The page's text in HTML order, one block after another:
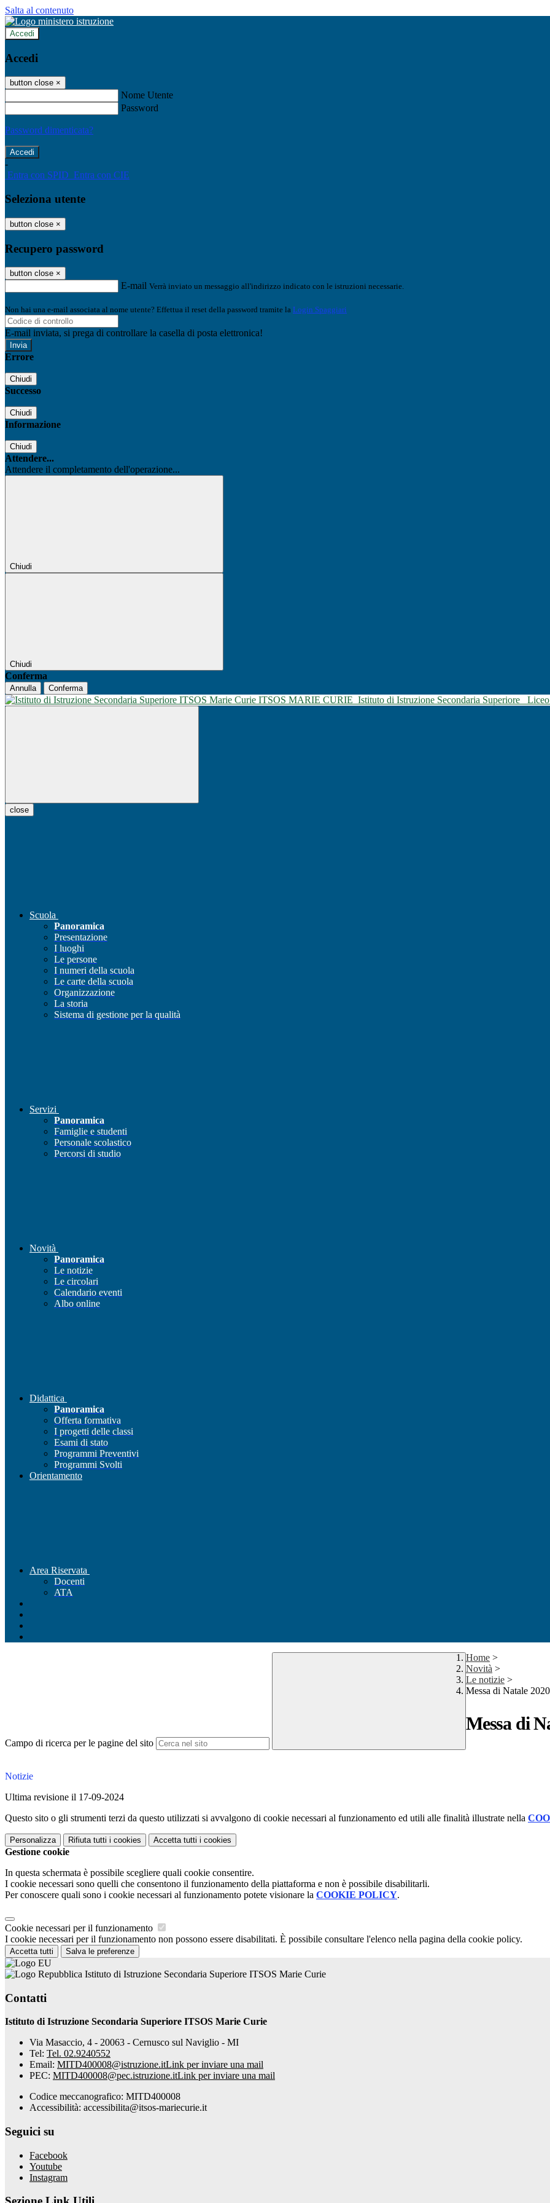
Salta al contenuto
Accedi
Accedi
button close ×
Nome Utente
Password
Password dimenticata?
-
Entra con SPID Entra con CIE
Seleziona utente
button close ×
Recupero password
button close ×
E-mail Verrà inviato un messaggio all'indirizzo indicato con le istruzioni necessarie.
Non hai una e-mail associata al nome utente? Effettua il reset della password tramite la Login Spaggiari
E-mail inviata, si prega di controllare la casella di posta elettronica!
Errore
Chiudi
Successo
Chiudi
Informazione
Chiudi
Attendere...
Attendere il completamento dell'operazione...
Chiudi
Chiudi
Conferma
Annulla Conferma
ITSOS MARIE CURIE Istituto di Istruzione Secondaria Superiore
close
Scuola
Panoramica
Presentazione
I luoghi
Le persone
I numeri della scuola
Le carte della scuola
Organizzazione
La storia
Sistema di gestione per la qualità
Servizi
Panoramica
Famiglie e studenti
Personale scolastico
Percorsi di studio
Novità
Panoramica
Le notizie
Le circolari
Calendario eventi
Albo online
Didattica
Panoramica
Offerta formativa
I progetti delle classi
Esami di stato
Programmi Preventivi
Programmi Svolti
Orientamento
Area Riservata
Docenti
ATA
Campo di ricerca per le pagine del sito
Home >
Novità >
Le notizie >
Messa di Natale 2020
Messa di
Notizie
Ultima revisione il 17-09-2024
Questo sito o gli strumenti terzi da questo utilizzati si avvalgono di cookie necessari al funzionamento ed utili alle finalità illustrate nella
Personalizza Rifiuta tutti i cookies Accetta tutti i cookies
Gestione cookie
In questa schermata è possibile scegliere quali cookie consentire.
I cookie necessari sono quelli che consentono il funzionamento della piattaforma e non è possibile disabilitarli.
Per conoscere quali sono i cookie necessari al funzionamento potete visionare la COOKIE POLICY.
Cookie necessari per il funzionamento
I cookie necessari per il funzionamento non possono essere disabilitati. È possibile consultare l'elenco nella pagina della cookie policy.
Accetta tutti Salva le preferenze
Istituto di Istruzione Secondaria Superiore ITSOS Marie Curie
Contatti
Istituto di Istruzione Secondaria Superiore ITSOS Marie Curie
Via Masaccio, 4 - 20063 - Cernusco sul Naviglio - MI
Tel: Tel. 02.9240552
Email: MITD400008@istruzione.itLink per inviare una mail
PEC: MITD400008@pec.istruzione.itLink per inviare una mail
Codice meccanografico: MITD400008
Accessibilità: accessibilita@itsos-mariecurie.it
Seguici su
Facebook
Youtube
Instagram